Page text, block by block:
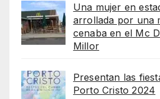
Una mujer en
arrollada por una
cenaba en el Mc
Millor
Presentan las
Porto Cristo 2024